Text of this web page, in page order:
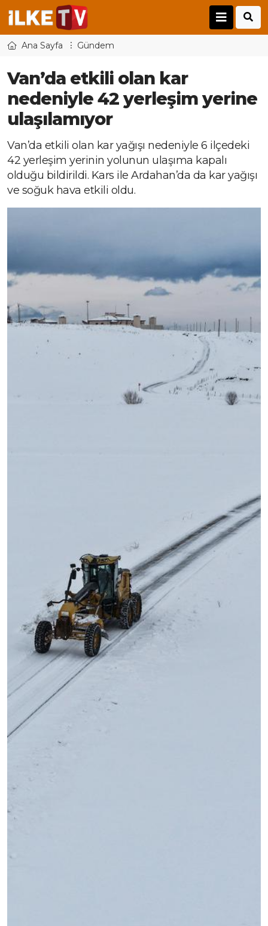
Ana Sayfa Gündem
Van’da etkili olan kar
nedeniyle 42 yerleşim yerine
ulaşılamıyor
Van’da etkili olan kar yağışı nedeniyle 6 ilçedeki
42 yerleşim yerinin yolunun ulaşıma kapalı
olduğu bildirildi. Kars ile Ardahan’da da kar yağışı
ve soğuk hava etkili oldu.